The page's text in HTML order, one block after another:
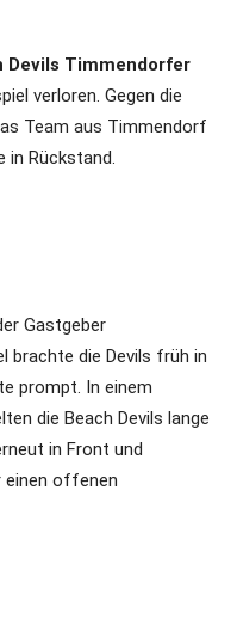
Devils Timmendorfer
verloren. Gegen die
Team aus Timmendorf
in Rückstand.
Gastgeber
brachte die Devils früh in
prompt. In einem
die Beach Devils lange
in Front und
einen offenen